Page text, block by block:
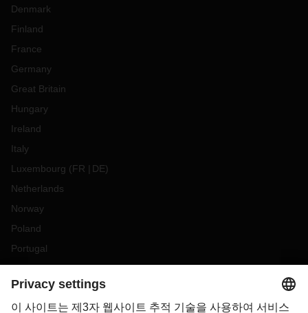
Denmark
Finland
France
Germany
Great Britain
Hungary
Ireland
Italy
Luxembourg (FR DE)
Netherlands
Norway
Poland
Portugal
Romania
Slovakia
Spain